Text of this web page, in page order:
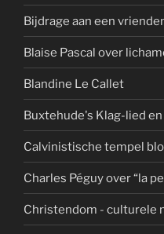
Bijdrage aan een
Blaise Pascal over
Blandine Le Callet
Buxtehude's Klag-lied
Calvinistische tempel
Charles Péguy over “la
Christendom - culturele